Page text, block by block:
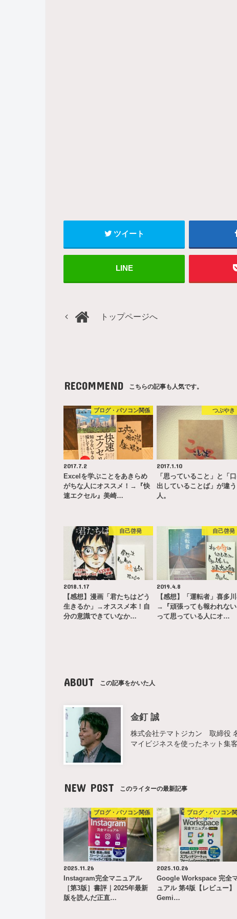
ツイート
LINE
トップページへ
RECOMMEND こちらの記事も人気です。
ブログ・パソコン関係
2017.7.2
Excelを学ぶことをあきらめ
がちな人にオススメ！→『快
速エクセル』美崎…
つぶやき
2017.1.10
「思っていること」と「
出していることば」が違う
人。
自己啓発
2018.1.17
【感想】漫画「君たちはどう
生きるか」→オススメ本！自
分の意識できていなか…
自己啓発
2019.4.8
【感想】「運転者」喜多
→『頑張っても報われない
って思っている人にオ…
ABOUT この記事をかいた人
金釘 誠
株式会社テマトジカン 取締役
マイビジネスを使ったネット集
NEW POST このライターの最新記事
ブログ・パソコン関係
2025.11.26
Instagram完全マニュアル
［第3版］書評｜2025年最新
版を読んだ正直…
ブログ・パソコン
2025.10.26
Google Workspace 完全
ュアル 第4版【レビュー】
Gemi…